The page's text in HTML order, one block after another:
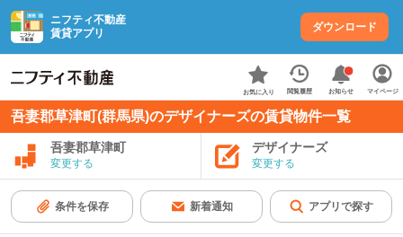
ニフティ不動産
賃貸アプリ
ダウンロード
お気に入り 閲覧履歴 お知らせ マイページ
吾妻郡草津町(群馬県)のデザイナーズの賃貸物件一覧
吾妻郡草津町
変更する
デザイナーズ
変更する
条件を保存 新着通知 アプリで探す